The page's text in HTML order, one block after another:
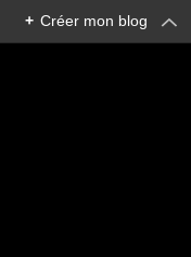
+ Créer mon blog